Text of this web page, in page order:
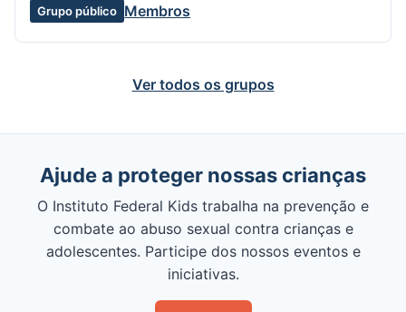
Grupo público Membros
Ver todos os grupos
Ajude a proteger nossas crianças
O Instituto Federal Kids trabalha na prevenção e
combate ao abuso sexual contra crianças e
adolescentes. Participe dos nossos eventos e
iniciativas.